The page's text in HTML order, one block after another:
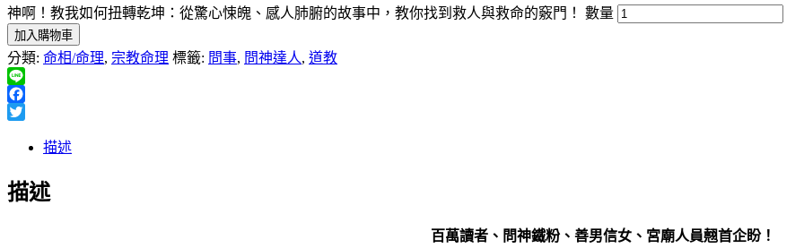
神啊！教我如何扭轉乾坤：從驚心悚魄、感人肺腑的故事中，教你找到救人與救命的竅門！ 數量
加入購物車
分類: 命相/命理, 宗教命理 標籤: 問事, 問神達人, 道教
Line
Facebook
描述
描述
百萬讀者、問神鐵粉、善男信女、宮廟人員翹首企盼！